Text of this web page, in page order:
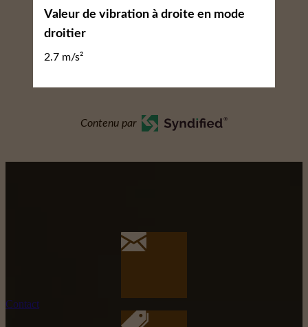
Valeur de vibration à droite en mode
droitier
2.7 m/s²
Contenu par
Contact